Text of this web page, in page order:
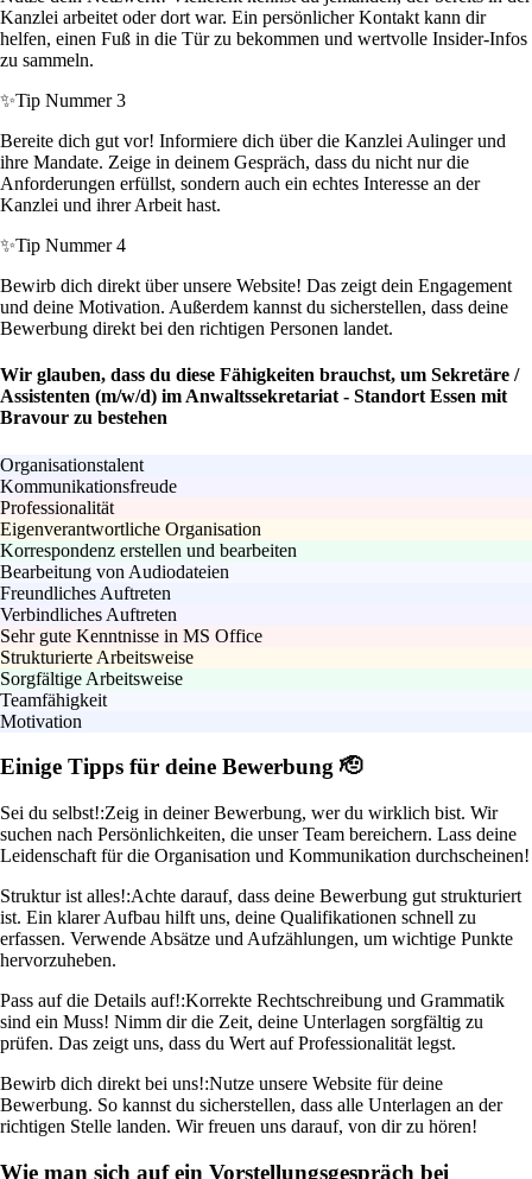
Kanzlei arbeitet oder dort war. Ein persönlicher Kontakt kann dir
helfen, einen Fuß in die Tür zu bekommen und wertvolle Insider-Infos
zu sammeln.
✨Tip Nummer 3
Bereite dich gut vor! Informiere dich über die Kanzlei Aulinger und
ihre Mandate. Zeige in deinem Gespräch, dass du nicht nur die
Anforderungen erfüllst, sondern auch ein echtes Interesse an der
Kanzlei und ihrer Arbeit hast.
✨Tip Nummer 4
Bewirb dich direkt über unsere Website! Das zeigt dein Engagement
und deine Motivation. Außerdem kannst du sicherstellen, dass deine
Bewerbung direkt bei den richtigen Personen landet.
Wir glauben, dass du diese Fähigkeiten brauchst, um Sekretäre /
Assistenten (m/w/d) im Anwaltssekretariat - Standort Essen mit
Bravour zu bestehen
Organisationstalent
Kommunikationsfreude
Professionalität
Eigenverantwortliche Organisation
Korrespondenz erstellen und bearbeiten
Bearbeitung von Audiodateien
Freundliches Auftreten
Verbindliches Auftreten
Sehr gute Kenntnisse in MS Office
Strukturierte Arbeitsweise
Sorgfältige Arbeitsweise
Teamfähigkeit
Motivation
Einige Tipps für deine Bewerbung 🫡
Sei du selbst!:Zeig in deiner Bewerbung, wer du wirklich bist. Wir
suchen nach Persönlichkeiten, die unser Team bereichern. Lass deine
Leidenschaft für die Organisation und Kommunikation durchscheinen!
Struktur ist alles!:Achte darauf, dass deine Bewerbung gut strukturiert
ist. Ein klarer Aufbau hilft uns, deine Qualifikationen schnell zu
erfassen. Verwende Absätze und Aufzählungen, um wichtige Punkte
hervorzuheben.
Pass auf die Details auf!:Korrekte Rechtschreibung und Grammatik
sind ein Muss! Nimm dir die Zeit, deine Unterlagen sorgfältig zu
prüfen. Das zeigt uns, dass du Wert auf Professionalität legst.
Bewirb dich direkt bei uns!:Nutze unsere Website für deine
Bewerbung. So kannst du sicherstellen, dass alle Unterlagen an der
richtigen Stelle landen. Wir freuen uns darauf, von dir zu hören!
Wie man sich auf ein Vorstellungsgespräch bei